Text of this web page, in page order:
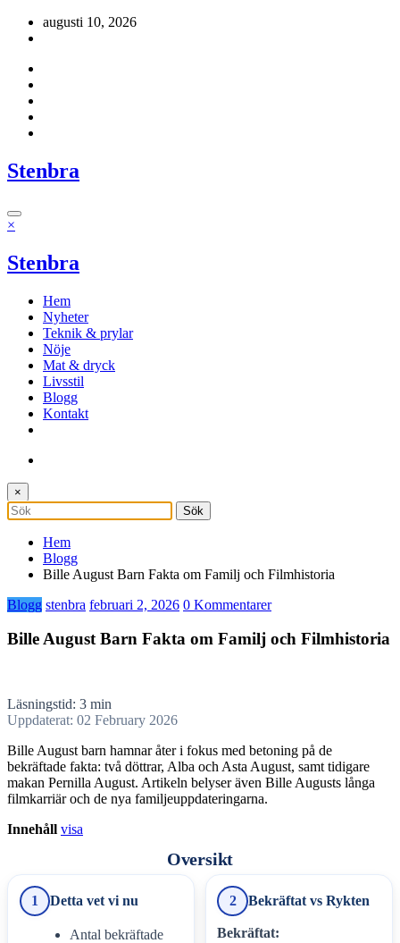
Hoppaaugusti 10, 2026
Stenbra
×
Stenbra
Hem
Nyheter
Teknik & prylar
Nöje
Mat & dryck
Livsstil
Blogg
Kontakt
×
Hem
Blogg
Bille August Barn Fakta om Familj och Filmhistoria
Blogg stenbra februari 2, 2026 0 Kommentarer
Bille August Barn Fakta om Familj och Filmhistoria
Läsningstid: 3 min
Uppdaterat: 02 February 2026
Bille August barn hamnar åter i fokus med betoning på de
bekräftade fakta: två döttrar, Alba och Asta August, samt tidigare
makan Pernilla August. Artikeln belyser även Bille Augusts långa
filmkarriär och de nya familjeuppdateringarna.
Innehåll visa
Oversikt
1 Detta vet vi nu
Antal bekräftade
2 Bekräftat vs Rykten
Bekräftat: